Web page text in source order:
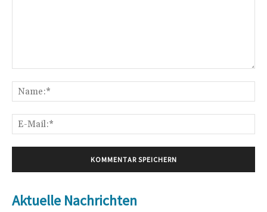
Aktuelle Nachrichten